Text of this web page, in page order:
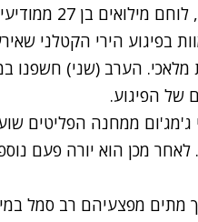
בפיגוע הירי הקטלני
מלאכי. הערב (שני) חשפנו
של הפיגוע.
ממחנה הפליטים
מכן הוא יורה פעם
מתים מפצעיהם רב סמל